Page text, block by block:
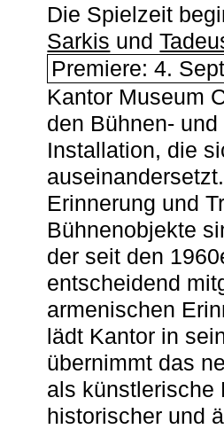
Die Spielzeit
Sarkis und
Premiere: 4.
Kantor Museum
den Bühnen-
Installation, die
Erinnerung und
Bühnenobjekte
der seit den
entscheidend
armenischen
lädt Kantor in
übernimmt das
als künstlerische
historischer und